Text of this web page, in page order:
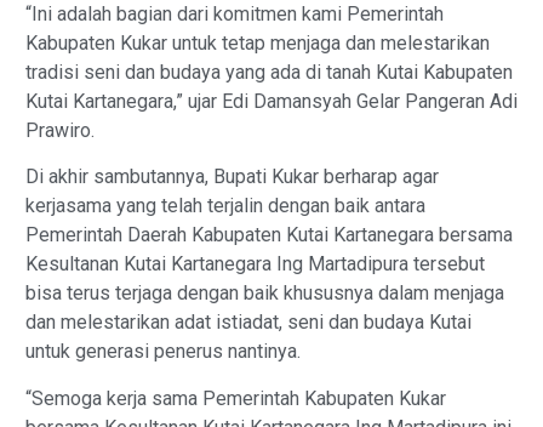
“Ini adalah bagian dari komitmen kami Pemerintah
Kabupaten Kukar untuk tetap menjaga dan melestarikan
tradisi seni dan budaya yang ada di tanah Kutai Kabupaten
Kutai Kartanegara,” ujar Edi Damansyah Gelar Pangeran Adi
Prawiro.
Di akhir sambutannya, Bupati Kukar berharap agar
kerjasama yang telah terjalin dengan baik antara
Pemerintah Daerah Kabupaten Kutai Kartanegara bersama
Kesultanan Kutai Kartanegara Ing Martadipura tersebut
bisa terus terjaga dengan baik khususnya dalam menjaga
dan melestarikan adat istiadat, seni dan budaya Kutai
untuk generasi penerus nantinya.
“Semoga kerja sama Pemerintah Kabupaten Kukar